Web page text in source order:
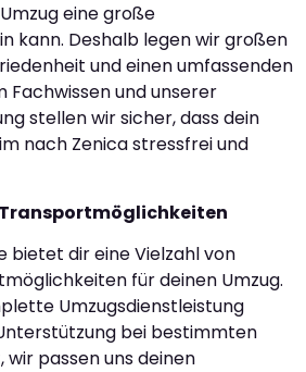
eine große
kann. Deshalb legen wir großen
und einen umfassenden
Fachwissen und unserer
stellen wir sicher, dass dein
nach Zenica stressfrei und
bietet dir eine Vielzahl von
für deinen Umzug.
Umzugsdienstleistung
bei bestimmten
passen uns deinen